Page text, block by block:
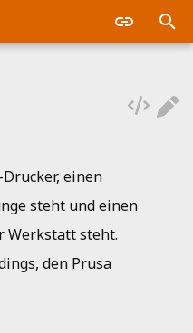
Mitgliederversammlung
Aktivitätenberichte
einen
steht und einen
Werkstatt steht.
den Prusa